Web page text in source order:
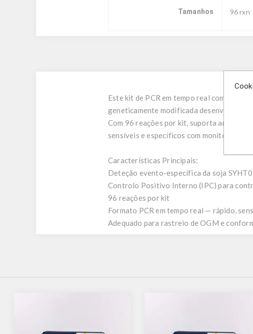
Tamanhos 96 rxn
Este kit de PCR em tempo real com
geneticamente modificada desenvolvida
Com 96 reações por kit, suporta análise
sensíveis e específicos com monitorização
Características Principais:
Deteção evento-específica da soja
Controlo Positivo Interno (IPC) para
96 reações por kit
Formato PCR em tempo real — rápido,
Adequado para rastreio de OGM e